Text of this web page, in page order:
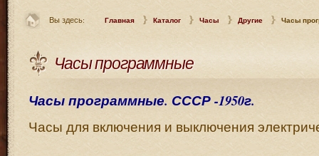
Вы здесь: Главная Каталог Часы Другие Часы
Часы программные
Часы программные. СССР -1950г.
Часы для включения и выключения